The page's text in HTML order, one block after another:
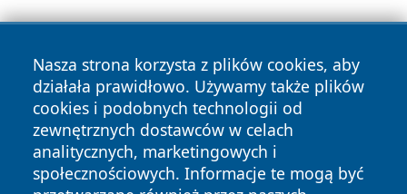
Nasza strona korzysta z plików cookies, aby
działała prawidłowo. Używamy także plików
cookies i podobnych technologii od
zewnętrznych dostawców w celach
analitycznych, marketingowych i
społecznościowych. Informacje te mogą być
Copyright © 2026 portalzielonagora.pl Wszystkie prawa
zastrzeżone.